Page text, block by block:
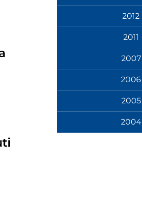
2012
2011
2007
2006
2005
2004